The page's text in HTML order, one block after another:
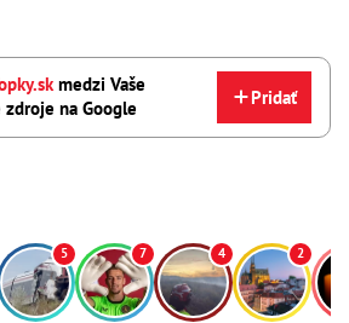
medzi Vaše
na Google
Pridať
5 7 4 2